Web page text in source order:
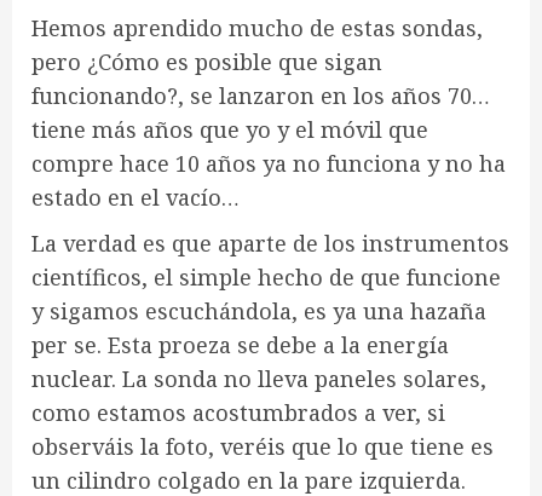
Hemos aprendido mucho de estas sondas,
pero ¿Cómo es posible que sigan
funcionando?, se lanzaron en los años 70…
tiene más años que yo y el móvil que
compre hace 10 años ya no funciona y no ha
estado en el vacío…
La verdad es que aparte de los instrumentos
científicos, el simple hecho de que funcione
y sigamos escuchándola, es ya una hazaña
per se. Esta proeza se debe a la energía
nuclear. La sonda no lleva paneles solares,
como estamos acostumbrados a ver, si
observáis la foto, veréis que lo que tiene es
un cilindro colgado en la pare izquierda.